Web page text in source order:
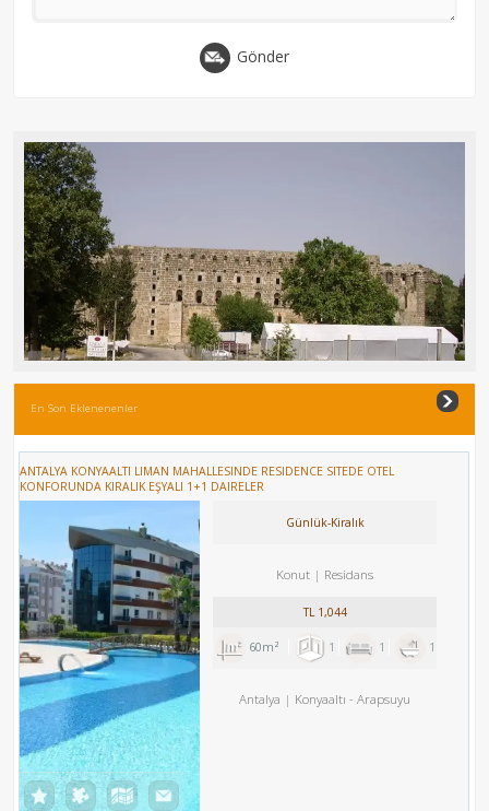
Gönder
En Son Eklenenenler
ANTALYA KONYAALTI LIMAN MAHALLESINDE RESIDENCE SITEDE OTEL
KONFORUNDA KIRALIK EŞYALI 1+1 DAIRELER
Günlük-Kiralık
Konut Residans
TL1,044
60m² 1 1 1
Antalya Konyaaltı -Arapsuyu